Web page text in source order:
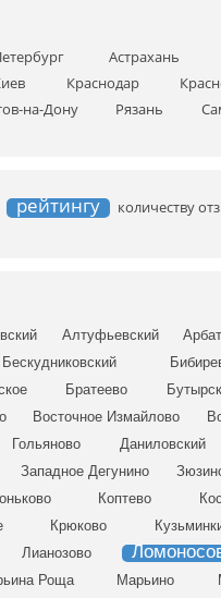
Астрахань
Краснодар
на-Дону Рязань
рейтингу
количеству
Алтуфьевский
Арбат
Бескудниковский
Братеево
Восточное Измайлово
Гольяново
Даниловский
Западное Дегунино
Коптево
Крюково
Лианозово
Роща Марьино